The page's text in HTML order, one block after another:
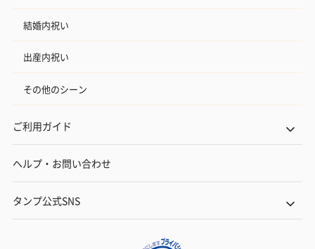
結婚内祝い
出産内祝い
その他のシーン
ご利用ガイド
ヘルプ・お問い合わせ
タンプ公式SNS